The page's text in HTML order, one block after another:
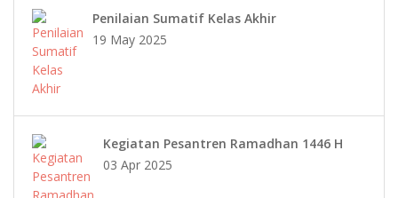
Penilaian Sumatif Kelas Akhir
19 May 2025
Kegiatan Pesantren Ramadhan 1446 H
03 Apr 2025